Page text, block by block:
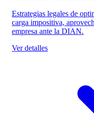
Estrategias legales de
carga impositiva,
empresa ante la DIAN.
Ver detalles